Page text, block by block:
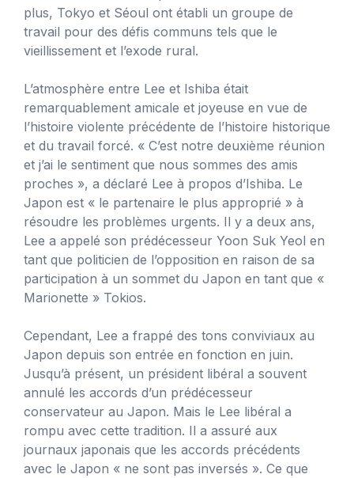
plus, Tokyo et Séoul ont établi un groupe de
travail pour des défis communs tels que le
vieillissement et l’exode rural.
L’atmosphère entre Lee et Ishiba était
remarquablement amicale et joyeuse en vue de
l’histoire violente précédente de l’histoire historique
et du travail forcé. « C’est notre deuxième réunion
et j’ai le sentiment que nous sommes des amis
proches », a déclaré Lee à propos d’Ishiba. Le
Japon est « le partenaire le plus approprié » à
résoudre les problèmes urgents. Il y a deux ans,
Lee a appelé son prédécesseur Yoon Suk Yeol en
tant que politicien de l’opposition en raison de sa
participation à un sommet du Japon en tant que «
Marionette » Tokios.
Cependant, Lee a frappé des tons conviviaux au
Japon depuis son entrée en fonction en juin.
Jusqu’à présent, un président libéral a souvent
annulé les accords d’un prédécesseur
conservateur au Japon. Mais le Lee libéral a
rompu avec cette tradition. Il a assuré aux
journaux japonais que les accords précédents
avec le Japon « ne sont pas inversés ». Ce que